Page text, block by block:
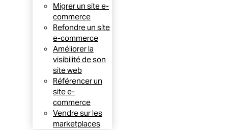
Migrer un site e-
commerce
Refondre un site
e-commerce
Améliorer la
visibilité de son
site web
Référencer un
site e-
commerce
Vendre sur les
marketplaces